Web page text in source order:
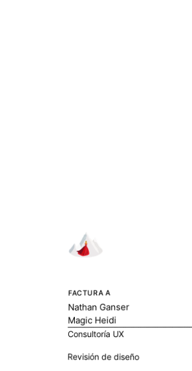
FACTURA A
Nathan Ganser
Magic Heidi
Consultoría UX
Revisión de diseño